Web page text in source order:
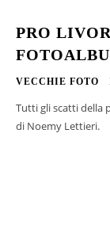
PRO
VECCHIE FOTO
Tutti gli scatti della
di Noemy Lettieri.